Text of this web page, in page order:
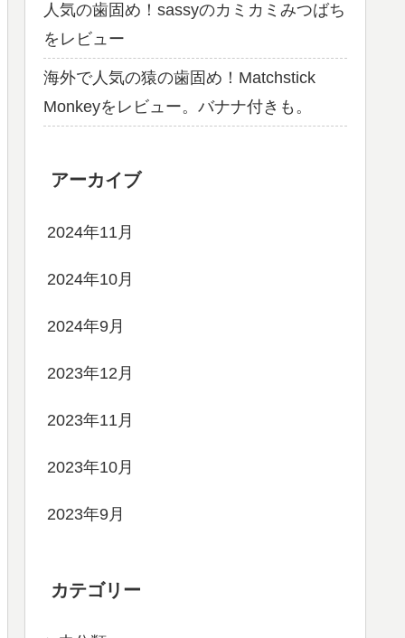
人気の歯固め！sassyのカミカミみつばち
をレビュー
海外で人気の猿の歯固め！Matchstick
Monkeyをレビュー。バナナ付きも。
アーカイブ
2024年11月
2024年10月
2024年9月
2023年12月
2023年11月
2023年10月
2023年9月
カテゴリー